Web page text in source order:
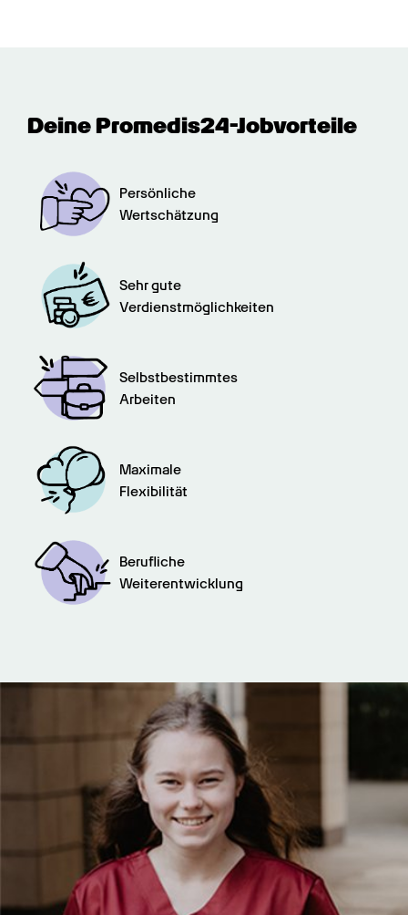
Deine Promedis24-Jobvorteile
Persönliche
Wertschätzung
Sehr gute
Verdienstmöglichkeiten
Selbstbestimmtes
Arbeiten
Maximale
Flexibilität
Berufliche
Weiterentwicklung